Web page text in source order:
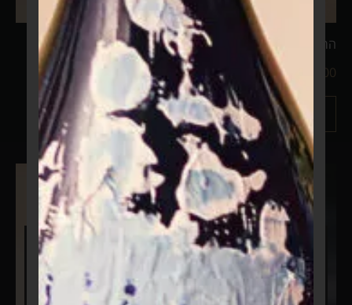
הרמוניה שלימה
999.00
–
₪ 1,499.00
מידע נוסף
הרמת כוסית
1,499.00
₪1,999.00
מידע נוסף
רגע לפני שנתחיל